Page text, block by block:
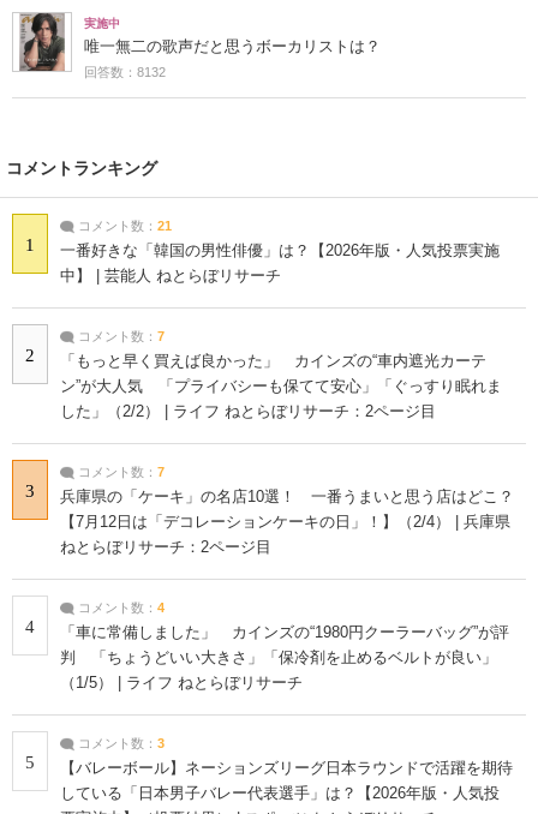
実施中
唯一無二の歌声だと思うボーカリストは？
回答数：8132
コメントランキング
1
コメント数： 21
一番好きな「韓国の男性俳優」は？【2026年版・人気投票実施
中】 | 芸能人 ねとらぼリサーチ
2
コメント数： 7
「もっと早く買えば良かった」 カインズの“車内遮光カーテ
ン”が大人気 「プライバシーも保てて安心」「ぐっすり眠れま
した」（2/2） | ライフ ねとらぼリサーチ：2ページ目
3
コメント数： 7
兵庫県の「ケーキ」の名店10選！ 一番うまいと思う店はどこ？
【7月12日は「デコレーションケーキの日」！】（2/4） | 兵庫県
ねとらぼリサーチ：2ページ目
4
コメント数： 4
「車に常備しました」 カインズの“1980円クーラーバッグ”が評
判 「ちょうどいい大きさ」「保冷剤を止めるベルトが良い」
（1/5） | ライフ ねとらぼリサーチ
5
コメント数： 3
【バレーボール】ネーションズリーグ日本ラウンドで活躍を期待
している「日本男子バレー代表選手」は？【2026年版・人気投